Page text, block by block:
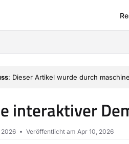
: Dieser Artikel wurde durch
interaktiver
2026 Veröffentlicht am Apr 10, 2026